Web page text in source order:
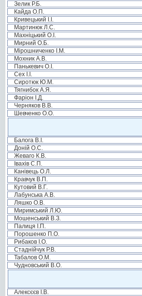
Зелик Р.Б.
Кайда О.П.
Кривецький І.І.
Мартинюк Л.С.
Махніцький О.І.
Мирний О.Б.
Мірошниченко І.М.
Мохник А.В.
Панькевич О.І.
Сех І.І.
Сиротюк Ю.М.
Тягнибок А.Я.
Фаріон І.Д.
Черняков В.В.
Шевченко О.О.
Балога В.І.
Доній О.С.
Жеваго К.В.
Івахів С.П.
Канівець О.Л.
Кравчук В.П.
Кутовий В.Г.
Лабунська А.В.
Ляшко О.В.
Миримський Л.Ю.
Мошенський В.З.
Палиця І.П.
Порошенко П.О.
Рибаков І.О.
Стаднійчук Р.В.
Табалов О.М.
Чудновський В.О.
Алексєєв І.В.